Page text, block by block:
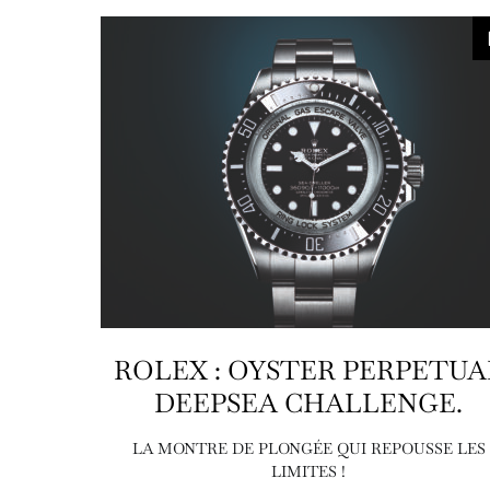
ROLEX : OYSTER
DEEPSEA CHALLENGE.
LA MONTRE DE PLONGÉE QUI REPOUSSE LES
LIMITES !